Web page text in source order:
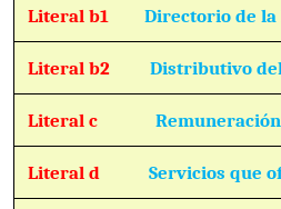
Literal b1Directorio de
Literal b2Distributivo
Literal c
Literal dServicios que